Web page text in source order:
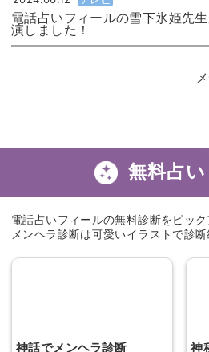
2024.10.18 その他
電話占いフィールが都営新宿線の
されています！
無料占